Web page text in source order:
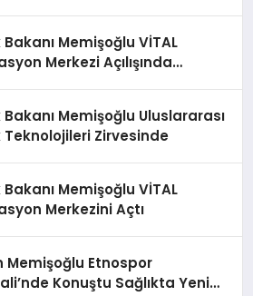
Bakanı Memişoğlu VİTAL
Merkezi Açılışında
Bakanı Memişoğlu Uluslararası
Teknolojileri Zirvesinde
Bakanı Memişoğlu VİTAL
Merkezini Açtı
Memişoğlu Etnospor
Konuştu Sağlıkta Yeni